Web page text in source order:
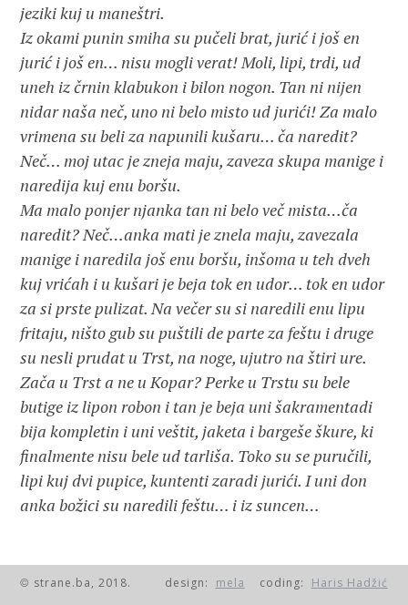
jeziki kuj u maneštri.
Iz okami punin smiha su pučeli brat, jurić i još en
jurić i još en… nisu mogli verat! Moli, lipi, trdi, ud
uneh iz črnin klabukon i bilon nogon. Tan ni nijen
nidar naša neč, uno ni belo misto ud jurići! Za malo
vrimena su beli za napunili kušaru… ča naredit?
Neč… moj utac je zneja maju, zaveza skupa manige i
naredija kuj enu boršu.
Ma malo ponjer njanka tan ni belo več mista…ča
naredit? Neč…anka mati je znela maju, zavezala
manige i naredila još enu boršu, inšoma u teh dveh
kuj vrićah i u kušari je beja tok en udor… tok en udor
za si prste pulizat. Na večer su si naredili enu lipu
fritaju, ništo gub su puštili de parte za feštu i druge
su nesli prudat u Trst, na noge, ujutro na štiri ure.
Zača u Trst a ne u Kopar? Perke u Trstu su bele
butige iz lipon robon i tan je beja uni šakramentadi
bija kompletin i uni veštit, jaketa i bargeše škure, ki
finalmente nisu bele ud tarliša. Toko su se puručili,
lipi kuj dvi pupice, kuntenti zaradi jurići. I uni don
anka božici su naredili feštu… i iz suncen…
U slagalici se pojavila Bela, koza koju je Mario u
© strane.ba, 2018. design: mela coding: Haris Hadžić